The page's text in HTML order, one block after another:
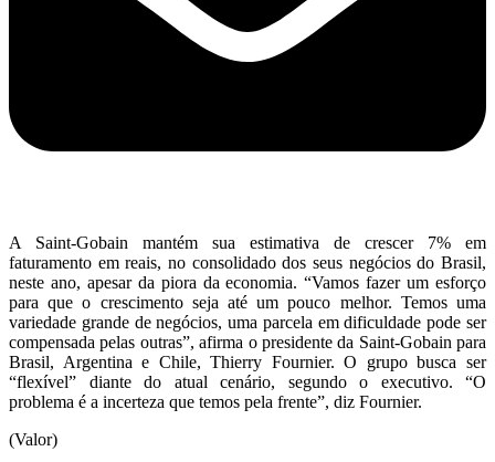
A Saint-Gobain mantém sua estimativa de crescer 7% em
faturamento em reais, no consolidado dos seus negócios do Brasil,
neste ano, apesar da piora da economia. “Vamos fazer um esforço
para que o crescimento seja até um pouco melhor. Temos uma
variedade grande de negócios, uma parcela em dificuldade pode ser
compensada pelas outras”, afirma o presidente da Saint-Gobain para
Brasil, Argentina e Chile, Thierry Fournier. O grupo busca ser
“flexível” diante do atual cenário, segundo o executivo. “O
problema é a incerteza que temos pela frente”, diz Fournier.
(Valor)